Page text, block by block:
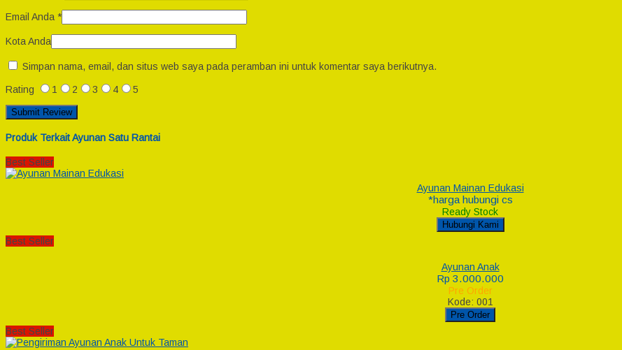
Email Anda *
Kota Anda
Simpan nama, email, dan situs web saya pada peramban ini untuk komentar saya berikutnya.
Rating 1 2 3 4 5
Produk Terkait Ayunan Satu Rantai
Best Seller
Ayunan Mainan Edukasi
*harga hubungi cs
Ready Stock
Hubungi Kami
Best Seller
Ayunan Anak
Rp 3.000.000
Pre Order
Kode: 001
Pre Order
Best Seller